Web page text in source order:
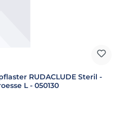
RUDACLUDE Steril -
L - 050130